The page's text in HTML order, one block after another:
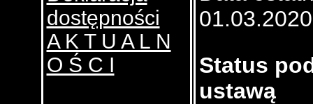
dostępności
A K T U A L N
O Ś C I
01.03.2020
Status
ustawą